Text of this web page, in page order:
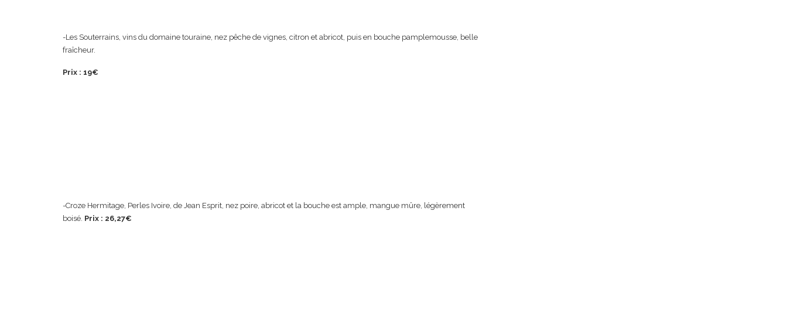
-Les Souterrains, vins du domaine touraine, nez pêche de vignes, citron et abricot, puis en bouche pamplemousse, belle
fraîcheur.
Prix : 19€
-Croze Hermitage, Perles Ivoire, de Jean Esprit, nez poire, abricot et la bouche est ample, mangue mûre, légèrement
boisé. Prix : 26,27€